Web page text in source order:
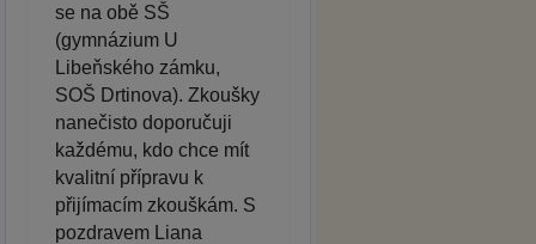
se na obě SŠ
(gymnázium U
Libeňského zámku,
SOŠ Drtinova). Zkoušky
nanečisto doporučuji
každému, kdo chce mít
kvalitní přípravu k
přijímacím zkouškám. S
pozdravem Liana